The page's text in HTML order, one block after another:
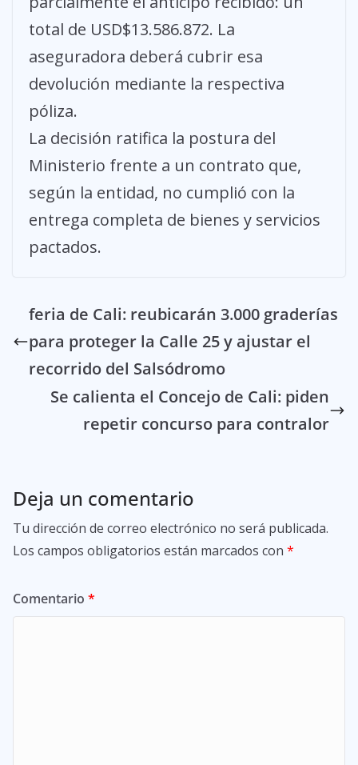
total de USD$13.586.872. La
aseguradora deberá cubrir esa
devolución mediante la respectiva
póliza.
La decisión ratifica la postura del
Ministerio frente a un contrato que,
según la entidad, no cumplió con la
entrega completa de bienes y servicios
pactados.
feria de Cali: reubicarán 3.000 graderías
para proteger la Calle 25 y ajustar el
recorrido del Salsódromo
Se calienta el Concejo de Cali: piden
repetir concurso para contralor
Deja un comentario
Tu dirección de correo electrónico no será publicada.
Los campos obligatorios están marcados con *
Comentario *